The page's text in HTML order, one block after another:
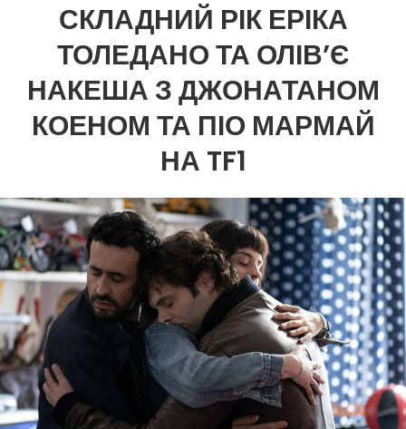
СКЛАДНИЙ РІК ЕРІКА
ТОЛЕДАНО ТА ОЛІВ’Є
НАКЕША З ДЖОНАТАНОМ
КОЕНОМ ТА ПІО МАРМАЙ
НА TF1